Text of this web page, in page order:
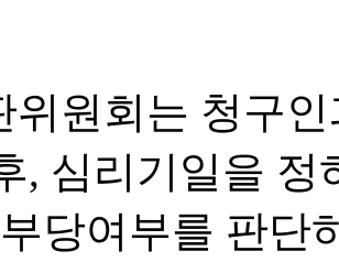
위원회는 청구
, 심리기일을 정
당여부를 판단